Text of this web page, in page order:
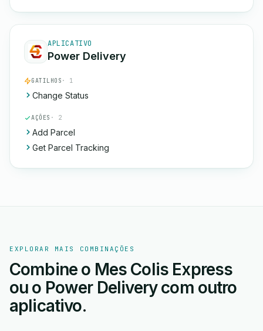
APLICATIVO
Power Delivery
GATILHOS · 1
Change Status
AÇÕES · 2
Add Parcel
Get Parcel Tracking
EXPLORAR MAIS COMBINAÇÕES
Combine o Mes Colis Express
ou o Power Delivery com outro
aplicativo.